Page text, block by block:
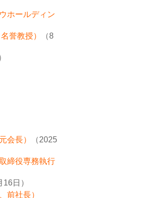
ホールディン
誉教授）
（8
会長）
（2025
締役専務執行
16日）
前社長）